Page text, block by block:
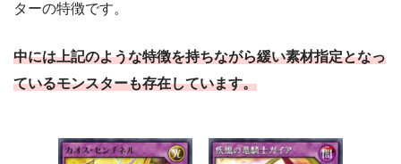
ターの特徴です。
中には上記のような特徴を持ちながら緩い素材指定となっ
ているモンスターも存在しています。